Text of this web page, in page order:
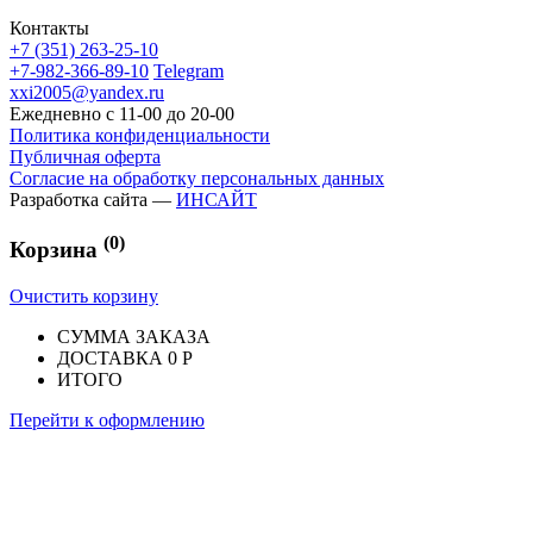
Контакты
+7 (351) 263-25-10
+7-982-366-89-10 Telegram
xxi2005@yandex.ru
Ежедневно с 11-00 до 20-00
Политика конфиденциальности
Публичная оферта
Согласие на обработку персональных данных
Разработка сайта — ИНСАЙТ
Корзина (0)
Очистить корзину
СУММА ЗАКАЗА
ДОСТАВКА 0 Р
ИТОГО
Перейти к оформлению